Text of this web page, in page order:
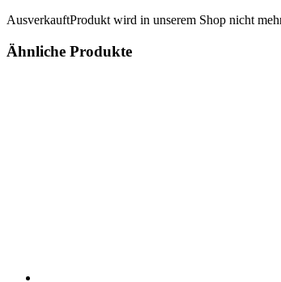
AusverkauftProdukt wird in unserem Shop nicht
Ähnliche Produkte